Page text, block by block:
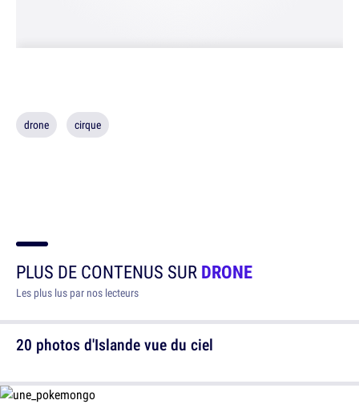
drone cirque
PLUS DE CONTENUS SURDRONE
Les plus lus par nos lecteurs
20 photos d'Islande vue du ciel